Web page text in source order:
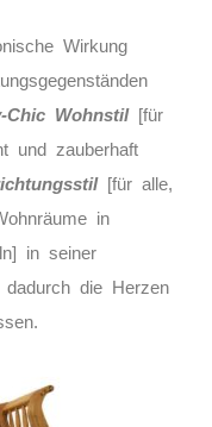
Wirkung
Chic Wohnstil[für
und zauberhaft
[für alle,
in
in seiner
die Herzen